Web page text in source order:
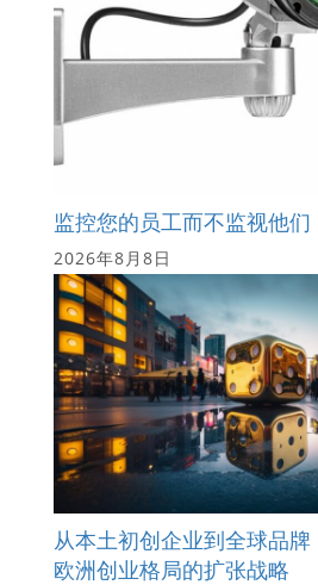
监控您的员工而不监视他们
2026年8月8日
从本土初创企业到全球品牌
欧洲创业格局的扩张战略